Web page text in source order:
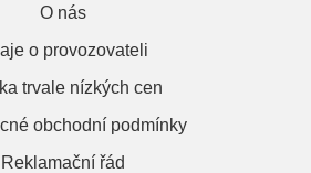
O nás
o provozovateli
trvale nízkých cen
obchodní podmínky
Reklamační řád